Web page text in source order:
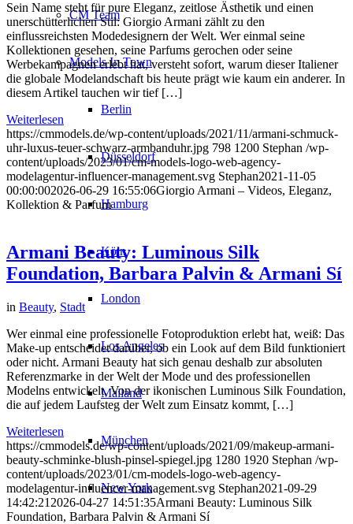
CM Team
Models In Town
Berlin
Düsseldorf
Hamburg
Köln
London
Los Angeles
Mailand
München
New York
Sein Name steht für pure Eleganz, zeitlose Ästhetik und einen
unerschütterlichen Stil: Giorgio Armani zählt zu den
einflussreichsten Modedesignern der Welt. Wer einmal seine
Kollektionen gesehen, seine Parfums gerochen oder seine
Werbekampagnen erlebt hat, versteht sofort, warum dieser Italiener
die globale Modelandschaft bis heute prägt wie kaum ein anderer. In
diesem Artikel tauchen wir tief […]
Weiterlesen
https://cmmodels.de/wp-content/uploads/2021/11/armani-schmuck-
uhr-luxus-teuer-schwarz-armbanduhr.jpg 798 1200 Stephan /wp-
content/uploads/2023/01/cm-models-logo-web-agency-
modelagentur-influencer-management.svg Stephan2021-11-05
00:00:002026-06-29 16:55:06Giorgio Armani – Videos, Eleganz,
Kollektion & Parfum
Armani Beauty: Luminous Silk
Foundation, Barbara Palvin & Armani Sí
in Beauty, Stadt
Wer einmal eine professionelle Fotoproduktion erlebt hat, weiß: Das
Make-up entscheidet darüber, ob ein Look auf dem Bild funktioniert
oder nicht. Armani Beauty hat sich genau deshalb zur absoluten
Referenzmarke in der Welt der Mode und des professionellen
Modelns entwickelt. Von der ikonischen Luminous Silk Foundation,
die auf jedem Laufsteg der Welt zum Einsatz kommt, […]
Weiterlesen
https://cmmodels.de/wp-content/uploads/2021/09/makeup-armani-
beauty-schminke-blush-pinsel-spiegel.jpg 1280 1920 Stephan /wp-
content/uploads/2023/01/cm-models-logo-web-agency-
modelagentur-influencer-management.svg Stephan2021-09-29
14:42:21 2026-04-27 14:51:35Armani Beauty: Luminous Silk
Foundation, Barbara Palvin & Armani Sí